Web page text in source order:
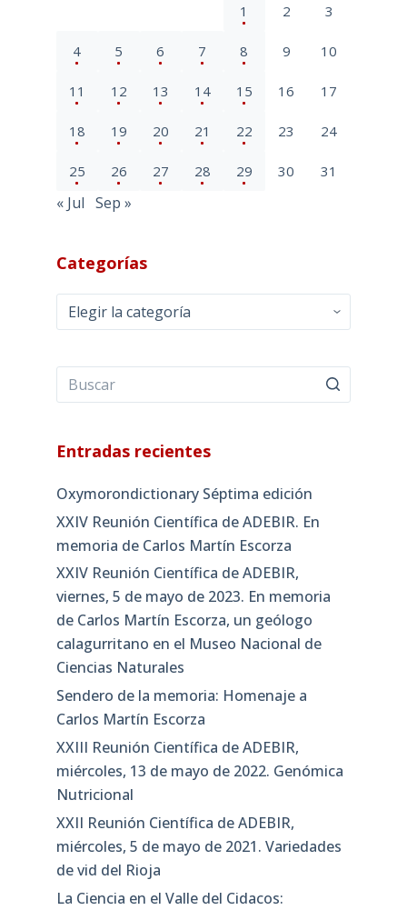
1 2 3
4 5 6 7 8 9 10
11 12 13 14 15 16 17
18 19 20 21 22 23 24
25 26 27 28 29 30 31
« Jul Sep »
Categorías
Categorías
Entradas recientes
Oxymorondictionary Séptima edición
XXIV Reunión Científica de ADEBIR. En
memoria de Carlos Martín Escorza
XXIV Reunión Científica de ADEBIR,
viernes, 5 de mayo de 2023. En memoria
de Carlos Martín Escorza, un geólogo
calagurritano en el Museo Nacional de
Ciencias Naturales
Sendero de la memoria: Homenaje a
Carlos Martín Escorza
XXIII Reunión Científica de ADEBIR,
miércoles, 13 de mayo de 2022. Genómica
Nutricional
XXII Reunión Científica de ADEBIR,
miércoles, 5 de mayo de 2021. Variedades
de vid del Rioja
La Ciencia en el Valle del Cidacos: